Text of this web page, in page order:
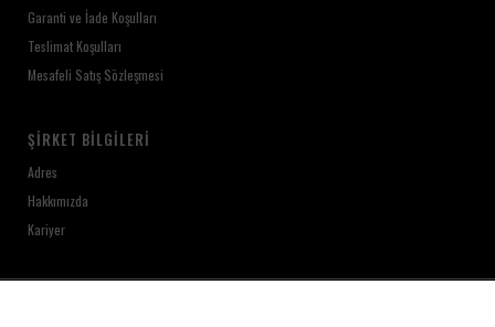
Garanti ve İade Koşulları
Teslimat Koşulları
Mesafeli Satış Sözleşmesi
ŞIRKET BILGILERI
Adres
Hakkımızda
Kariyer